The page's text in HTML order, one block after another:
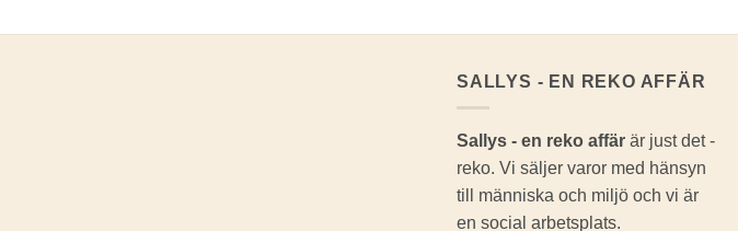
SALLYS - EN REKO AFFÄR
Sallys - en reko affär är just det -
reko. Vi säljer varor med hänsyn
till människa och miljö och vi är
en social arbetsplats.